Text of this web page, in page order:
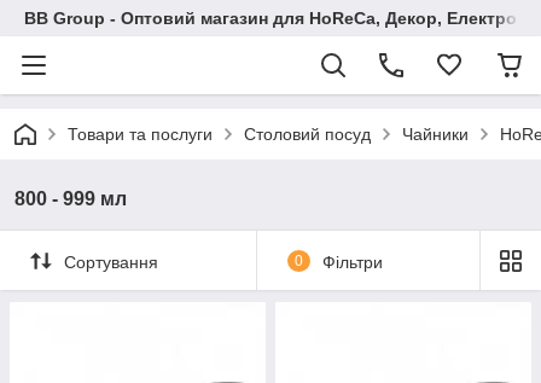
BB Group - Оптовий магазин для HoReCa, Декор,
Товари та послуги Столовий посуд Чайники
800 - 999 мл
Сортування 0 Фільтри